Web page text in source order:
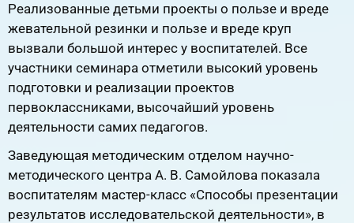
Реализованные детьми проекты о пользе и вреде
жевательной резинки и пользе и вреде круп
вызвали большой интерес у воспитателей. Все
участники семинара отметили высокий уровень
подготовки и реализации проектов
первоклассниками, высочайший уровень
деятельности самих педагогов.
Заведующая методическим отделом научно-
методического центра А. В. Самойлова показала
воспитателям мастер-класс «Способы презентации
результатов исследовательской деятельности», в